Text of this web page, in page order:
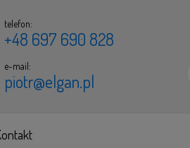
telefon:
+48 697 690 828
e-mail:
piotr@elgan.pl